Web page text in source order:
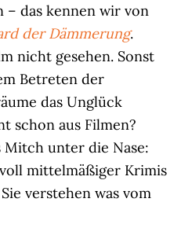
das kennen wir von
der Dämmerung.
nicht gesehen. Sonst
Betreten der
das Unglück
schon aus Filmen?
unter die Nase:
mittelmäßiger Krimis
verstehen was vom